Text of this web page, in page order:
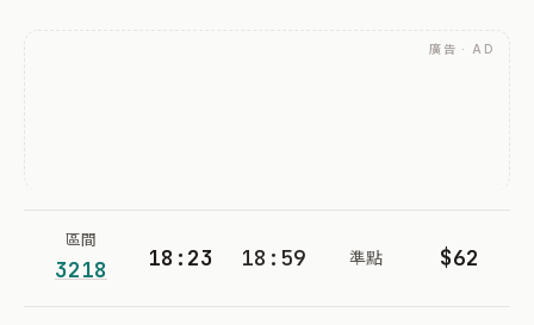
廣告 · AD
區間
3218 18:23 18:59 準點 $62